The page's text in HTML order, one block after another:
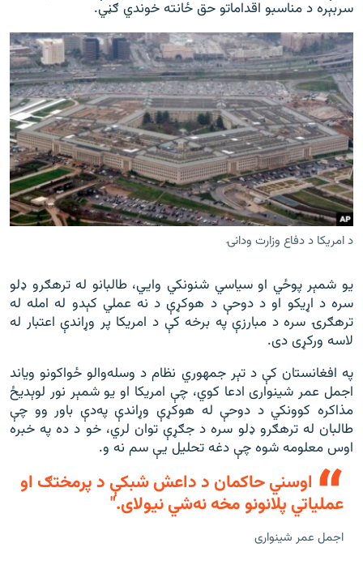
سربېره د مناسبو اقداماتو حق ځانته خوندي ګڼي.
د امريکا د دفاع وزارت ودانۍ
یو شمېر پوځي او سیاسي شنونکي وايي، طالبانو له ترهګرو ډلو
سره د اړیکو او د دوحې د هوکړې د نه عملي کېدو له امله له
ترهګرۍ سره د مبارزې په برخه کې د امریکا پر وړاندې اعتبار له
لاسه ورکړی دی.
په افغانستان کې د تېر جمهوري نظام د وسله‌والو ځواکونو ویاند
اجمل عمر شینواری ادعا کوي، چې امریکا او یو شمېر نور لوېدیځ
مذاکره کوونکي د دوحې له هوکړې وړاندې په‌دې باور وو چې
طالبان له ترهګرو ډلو سره د جګړې توان لري، خو د ده په خبره
اوس معلومه شوه چې دغه تحلیل یې سم نه و.
اوسني حاکمان د داعش شبکې د پرمختګ او
عملیاتي پلانونو مخه نه‌شي نیولای."
اجمل عمر شينواری